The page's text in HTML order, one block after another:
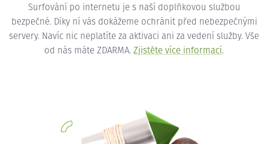
Surfování po internetu je s naší doplňkovou službou
bezpečné. Díky ní vás dokážeme ochránit před nebezpečnými
servery. Navíc nic neplatíte za aktivaci ani za vedení služby. Vše
od nás máte ZDARMA. Zjistěte více informací.